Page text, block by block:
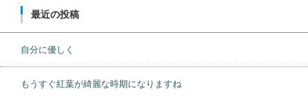
最近の投稿
自分に優しく
もうすぐ紅葉が綺麗な時期になりますね